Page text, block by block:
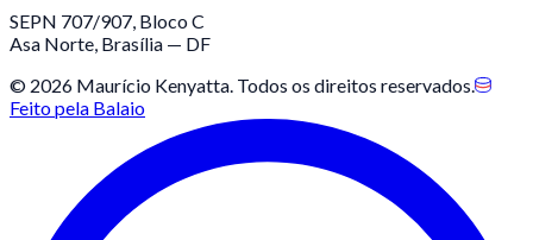
SEPN 707/907, Bloco C
Asa Norte, Brasília — DF
© 2026 Maurício Kenyatta. Todos os direitos reservados.
Feito pela Balaio